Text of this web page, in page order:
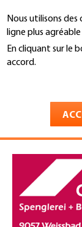
Nous utilisons
ligne plus
En cliquant sur le
accord.
au
contenu
principal
You